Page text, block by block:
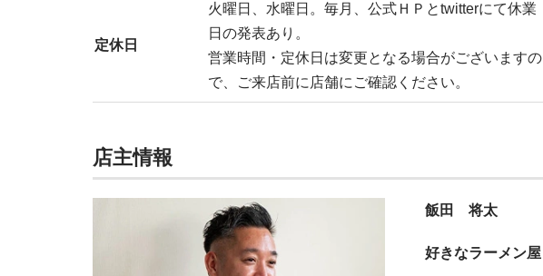
定休日
火曜日、水曜日。毎月、公式ＨＰとtwitterにて休業
日の発表あり。
営業時間・定休日は変更となる場合がございますの
で、ご来店前に店舗にご確認ください。
店主情報
飯田 将太
好きなラーメン屋